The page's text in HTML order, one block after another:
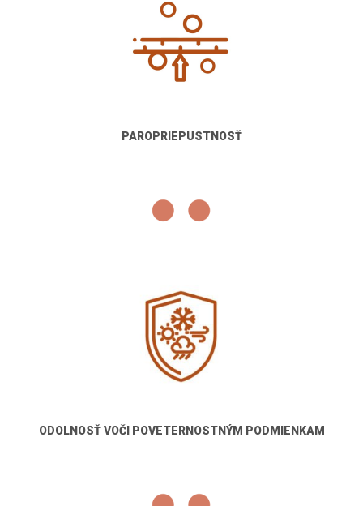
PAROPRIEPUSTNOSŤ
ODOLNOSŤ VOČI POVETERNOSTNÝM PODMIENKAM